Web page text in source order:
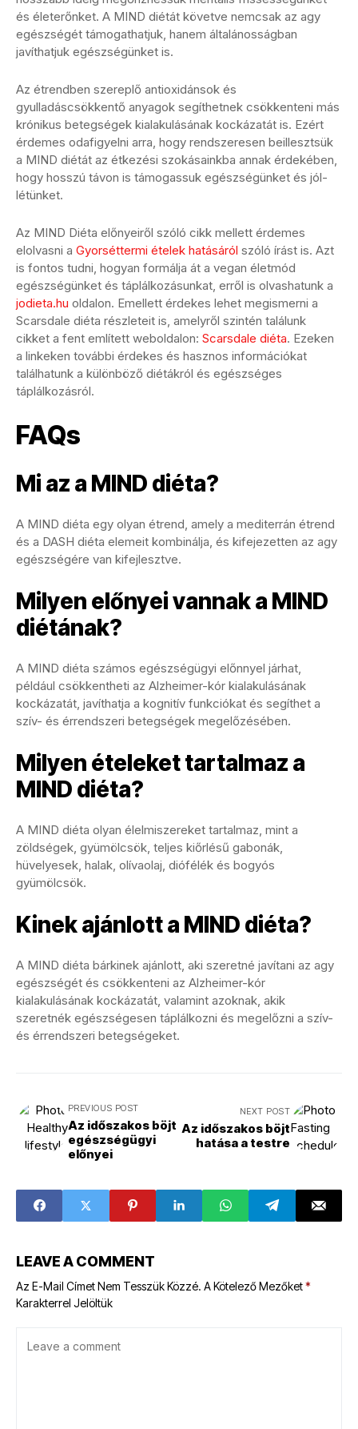
és életerőnket. A MIND diétát követve nemcsak az agy
egészségét támogathatjuk, hanem általánosságban
javíthatjuk egészségünket is.
Az étrendben szereplő antioxidánsok és
gyulladáscsökkentő anyagok segíthetnek csökkenteni más
krónikus betegségek kialakulásának kockázatát is. Ezért
érdemes odafigyelni arra, hogy rendszeresen beillesztsük
a MIND diétát az étkezési szokásainkba annak érdekében,
hogy hosszú távon is támogassuk egészségünket és jól-
létünket.
Az MIND Diéta előnyeiről szóló cikk mellett érdemes
elolvasni a Gyorséttermi ételek hatásáról szóló írást is. Azt
is fontos tudni, hogyan formálja át a vegan életmód
egészségünket és táplálkozásunkat, erről is olvashatunk a
jodieta.hu oldalon. Emellett érdekes lehet megismerni a
Scarsdale diéta részleteit is, amelyről szintén találunk
cikket a fent említett weboldalon: Scarsdale diéta. Ezeken
a linkeken további érdekes és hasznos információkat
találhatunk a különböző diétákról és egészséges
táplálkozásról.
FAQs
Mi az a MIND diéta?
A MIND diéta egy olyan étrend, amely a mediterrán étrend
és a DASH diéta elemeit kombinálja, és kifejezetten az agy
egészségére van kifejlesztve.
Milyen előnyei vannak a MIND
diétának?
A MIND diéta számos egészségügyi előnnyel járhat,
például csökkentheti az Alzheimer-kór kialakulásának
kockázatát, javíthatja a kognitív funkciókat és segíthet a
szív- és érrendszeri betegségek megelőzésében.
Milyen ételeket tartalmaz a
MIND diéta?
A MIND diéta olyan élelmiszereket tartalmaz, mint a
zöldségek, gyümölcsök, teljes kiőrlésű gabonák,
hüvelyesek, halak, olívaolaj, diófélék és bogyós
gyümölcsök.
Kinek ajánlott a MIND diéta?
A MIND diéta bárkinek ajánlott, aki szeretné javítani az agy
egészségét és csökkenteni az Alzheimer-kór
kialakulásának kockázatát, valamint azoknak, akik
szeretnék egészségesen táplálkozni és megelőzni a szív-
és érrendszeri betegségeket.
PREVIOUS POST
Az időszakos böjt
egészségügyi
előnyei
NEXT POST
Az időszakos böjt
hatása a testre
LEAVE A COMMENT
Az E-Mail Címet Nem Tesszük Közzé. A Kötelező Mezőket*
Karakterrel Jelöltük